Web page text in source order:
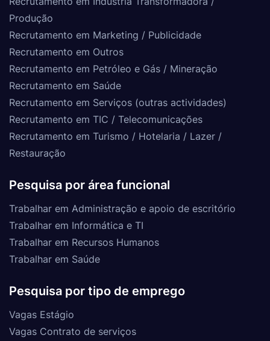
Produção
Recrutamento em Marketing / Publicidade
Recrutamento em Outros
Recrutamento em Petróleo e Gás / Mineração
Recrutamento em Saúde
Recrutamento em Serviços (outras actividades)
Recrutamento em TIC / Telecomunicações
Recrutamento em Turismo / Hotelaria / Lazer /
Restauração
Pesquisa por área funcional
Trabalhar em Administração e apoio de escritório
Trabalhar em Informática e TI
Trabalhar em Recursos Humanos
Trabalhar em Saúde
Pesquisa por tipo de emprego
Vagas Estágio
Vagas Contrato de serviços